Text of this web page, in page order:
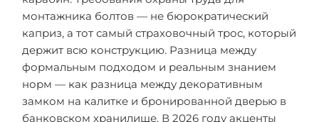
монтажника болтов — не бюрократический
каприз, а тот самый страховочный трос, который
держит всю конструкцию. Разница между
формальным подходом и реальным знанием
норм — как разница между декоративным
замком на калитке и бронированной дверью в
банковском хранилище. В 2026 году акценты